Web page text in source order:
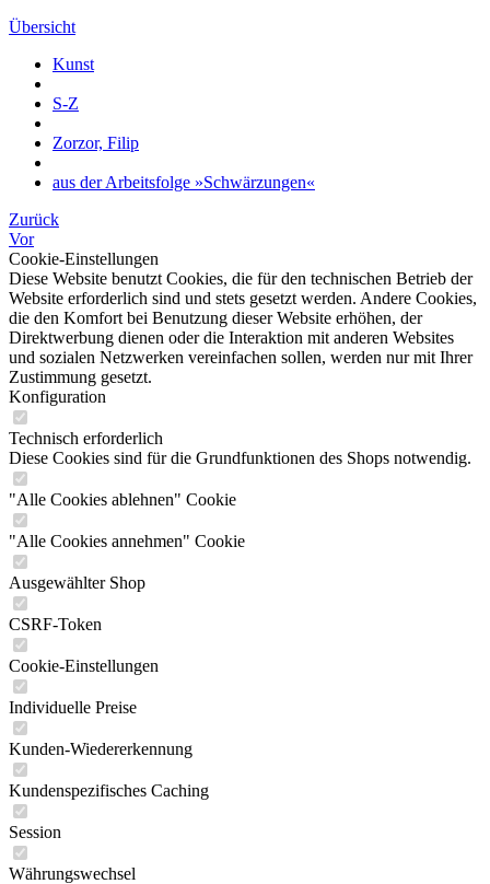
Übersicht
Kunst
S-Z
Zorzor, Filip
aus der Arbeitsfolge »Schwärzungen«
Zurück
Vor
Cookie-Einstellungen
Diese Website benutzt Cookies, die für den technischen Betrieb der
Website erforderlich sind und stets gesetzt werden. Andere Cookies,
die den Komfort bei Benutzung dieser Website erhöhen, der
Direktwerbung dienen oder die Interaktion mit anderen Websites
und sozialen Netzwerken vereinfachen sollen, werden nur mit Ihrer
Zustimmung gesetzt.
Konfiguration
Technisch erforderlich
Diese Cookies sind für die Grundfunktionen des Shops notwendig.
"Alle Cookies ablehnen" Cookie
"Alle Cookies annehmen" Cookie
Ausgewählter Shop
CSRF-Token
Cookie-Einstellungen
Individuelle Preise
Kunden-Wiedererkennung
Kundenspezifisches Caching
Session
Währungswechsel